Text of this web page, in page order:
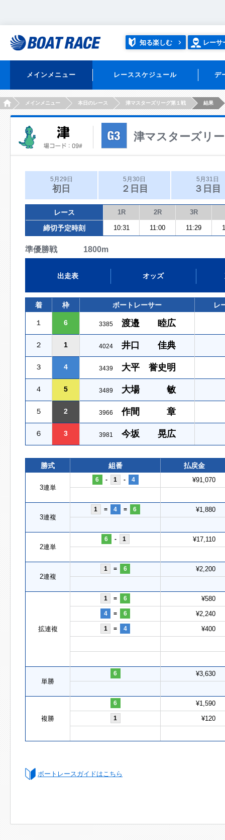
知る楽しむ レーサ
メインメニュー レーススケジュール デ
HOMEメインメニュー 本日のレース 津マスターズリーグ第１戦 結果
津マスターズリ
5月29日
初日
5月30日
２日目
5月31日
３日目
レース 1R 2R 3R
締切予定時刻 10:31 11:00 11:29
準優勝戦 1800m
出走表 オッズ
着 枠 ボートレーサー レ
１ 6 3385 渡邉 睦広
２ 1 4024 井口 佳典
３ 4 3439 大平 誉史明
４ 5 3489 大場 敏
５ 2 3966 作間 章
６ 3 3981 今坂 晃広
勝式 組番 払戻金
3連単
6 - 1 - 4 ¥91,070
3連複
1 = 4 = 6 ¥1,880
2連単
6 - 1 ¥17,110
2連複
1 = 6 ¥2,200
拡連複
1 = 6 ¥580
4 = 6 ¥2,240
1 = 4 ¥400
単勝
6 ¥3,630
複勝
6 ¥1,590
1 ¥120
ボートレースガイドはこちら